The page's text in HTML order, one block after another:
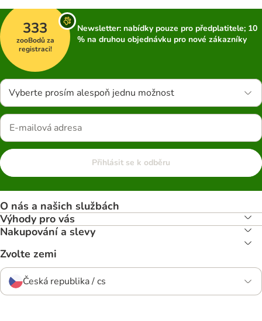
333
zooBodů za
registraci!
Newsletter: nabídky pouze pro předplatitele; 10
% na druhou objednávku pro nové zákazníky
Vyberte prosím alespoň jednu možnost
Přihlásit se k odběru
O nás a našich službách
Výhody pro vás
Nakupování a slevy
Zvolte zemi
Česká republika / cs